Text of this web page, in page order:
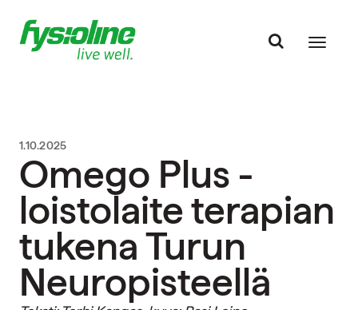
1.10.2025
Omego Plus -
loistolaite terapian
tukena Turun
Neuropisteellä